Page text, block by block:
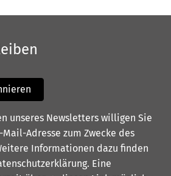
unseres Newsletters willigen Sie
Adresse zum Zwecke des
Informationen dazu finden
. Eine